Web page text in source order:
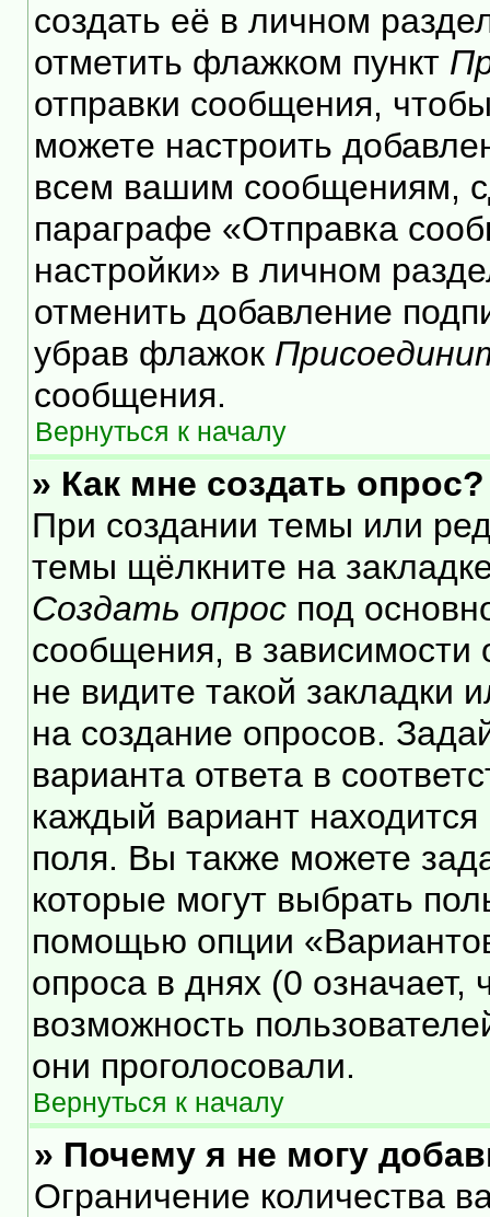
создать её в личном
отметить флажком пункт
отправки сообщения,
можете настроить
всем вашим сообщениям,
параграфе «Отправка
настройки» в личном
отменить добавление
убрав флажок
сообщения.
Вернуться к началу
» Как мне создать опрос?
При создании темы или
темы щёлкните на
Создать опрос под
сообщения, в зависимости
не видите такой
на создание опросов.
варианта ответа в
каждый вариант находится
поля. Вы также можете
которые могут выбрать
помощью опции
опроса в днях (0 означает,
возможность
они проголосовали.
Вернуться к началу
» Почему я не могу
Ограничение количества